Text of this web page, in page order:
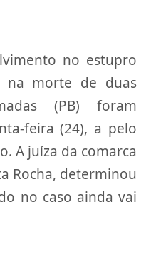
no estupro
na morte de duas
(PB) foram
feira (24), a pelo
A juíza da comarca
Rocha, determinou
no caso ainda vai